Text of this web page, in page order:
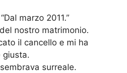
marzo 2011.”
nostro matrimonio.
il cancello e mi ha
giusta.
surreale.